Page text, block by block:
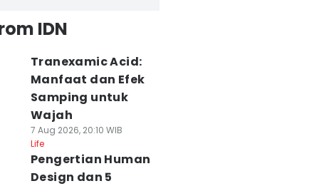
IDN
Tranexamic Acid:
Manfaat dan Efek
Samping untuk
Wajah
7 Aug 2026, 20:10 WIB
Life
Pengertian Human
Design dan 5